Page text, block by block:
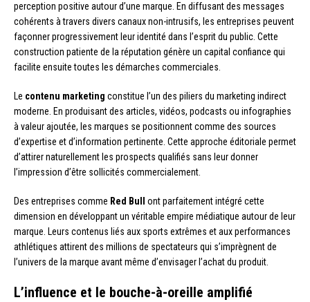
perception positive autour d’une marque. En diffusant des messages
cohérents à travers divers canaux non-intrusifs, les entreprises peuvent
façonner progressivement leur identité dans l’esprit du public. Cette
construction patiente de la réputation génère un capital confiance qui
facilite ensuite toutes les démarches commerciales.
Le contenu marketing constitue l’un des piliers du marketing indirect
moderne. En produisant des articles, vidéos, podcasts ou infographies
à valeur ajoutée, les marques se positionnent comme des sources
d’expertise et d’information pertinente. Cette approche éditoriale permet
d’attirer naturellement les prospects qualifiés sans leur donner
l’impression d’être sollicités commercialement.
Des entreprises comme Red Bull
ont parfaitement intégré cette
dimension en développant un véritable empire médiatique autour de leur
marque. Leurs contenus liés aux sports extrêmes et aux performances
athlétiques attirent des millions de spectateurs qui s’imprègnent de
l’univers de la marque avant même d’envisager l’achat du produit.
L’influence et le bouche-à-oreille amplifié